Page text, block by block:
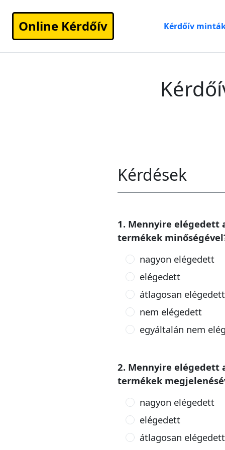
Online Kérdőív Kérdőív
Kérdések
1. Mennyire
termékek
nagyon elégedett
elégedett
átlagosan elégedett
nem elégedett
egyáltalán nem
2. Mennyire
termékek
nagyon elégedett
elégedett
átlagosan elégedett